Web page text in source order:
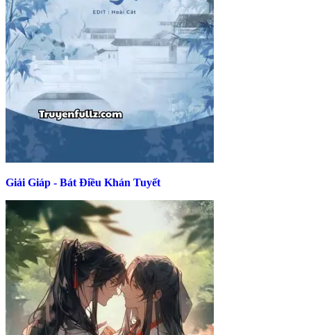
Giải Giáp - Bát Điều Khán Tuyết